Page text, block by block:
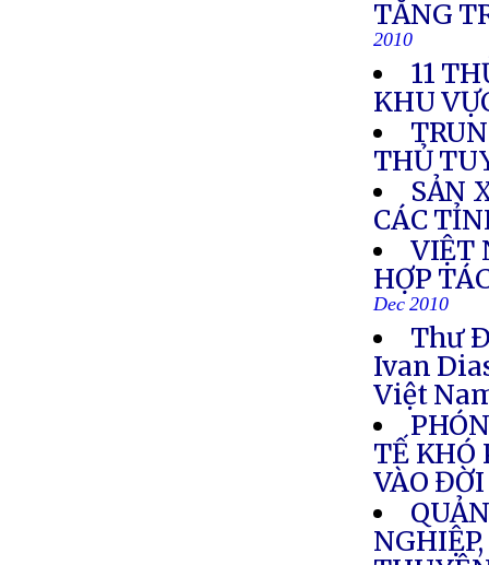
TĂNG
2010
11
KHU
THỦ
SẢN
CÁC
VIỆT
HỢP
Dec 2010
Thư
Ivan
Việt
TẾ KHÓ
VÀO